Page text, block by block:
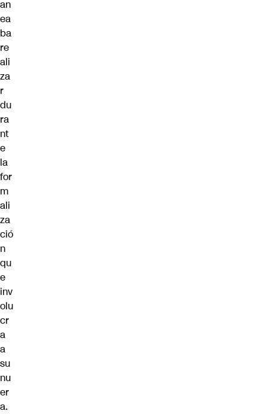
an
ea
ba
re
ali
za
r
du
ra
nt
e
la
for
m
ali
za
ció
n
qu
e
inv
olu
cr
a
a
su
nu
er
a.